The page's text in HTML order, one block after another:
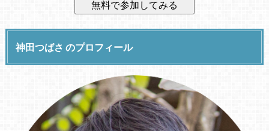
神田つばさ のプロフィール